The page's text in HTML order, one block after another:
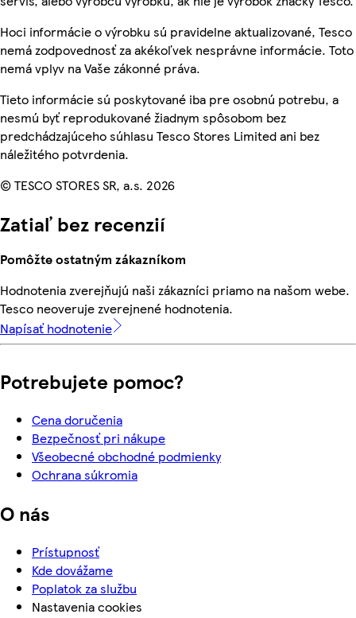
Hoci informácie o výrobku sú pravidelne aktualizované, Tesco
nemá zodpovednosť za akékoľvek nesprávne informácie. Toto
nemá vplyv na Vaše zákonné práva.
Tieto informácie sú poskytované iba pre osobnú potrebu, a
nesmú byť reprodukované žiadnym spôsobom bez
predchádzajúceho súhlasu Tesco Stores Limited ani bez
náležitého potvrdenia.
© TESCO STORES SR, a.s. 2026
Zatiaľ bez recenzií
Pomôžte ostatným zákazníkom
Hodnotenia zverejňujú naši zákazníci priamo na našom webe.
Tesco neoveruje zverejnené hodnotenia.
Napísať hodnotenie
Potrebujete pomoc?
Cena doručenia
Bezpečnosť pri nákupe
Všeobecné obchodné podmienky
Ochrana súkromia
O nás
Prístupnosť
Kde dovážame
Poplatok za službu
Nastavenia cookies